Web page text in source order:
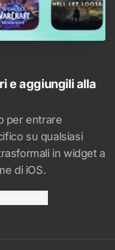
e aggiungili alla
per entrare
su qualsiasi
in widget a
di iOS.